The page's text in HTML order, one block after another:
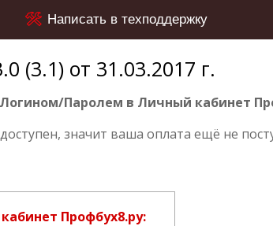
Написать в техподдержку
(3.1) от 31.03.2017 г.
Паролем в Личный кабинет
значит ваша оплата ещё не
Профбух8.ру: